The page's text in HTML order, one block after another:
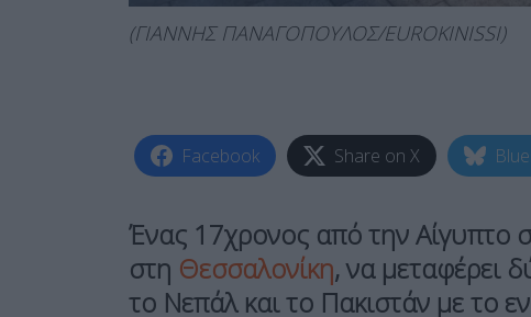
(ΓΙΑΝΝΗΣ ΠΑΝΑΓΟΠΟΥΛΟΣ/EUROKINISSI)
Facebook Share on X
Ένας 17χρονος από την Αίγυπτο
στη Θεσσαλονίκη,να μεταφέρει
το Νεπάλ και το Πακιστάν με το